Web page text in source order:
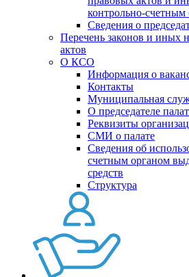
контрольно-счетным
Сведения о
Перечень законов и иных
актов
О КСО
Информация о
Контакты
Муниципальная
О председателе
Реквизиты
СМИ о палате
Сведения об
счетным органом
средств
Структура